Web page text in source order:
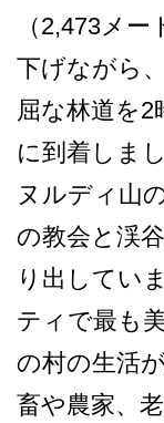
（2,473メ
下げながら
屈な林道を
に到着しま­
ヌルディ山
の教会と渓
り出してい
ティで最も­
の村の生活
畜や農家、